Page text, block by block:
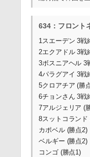
634：フロント
1スエーデン 3戦
2エクアドル 3戦
3ボスニアヘル 3
4パラグアイ 3戦
5クロアチア (勝
6チョンさん 3戦
7アルジェリア (
8スットコラン
カポベル (勝点2)
ベルギー (勝点2)
コンゴ (勝点1)